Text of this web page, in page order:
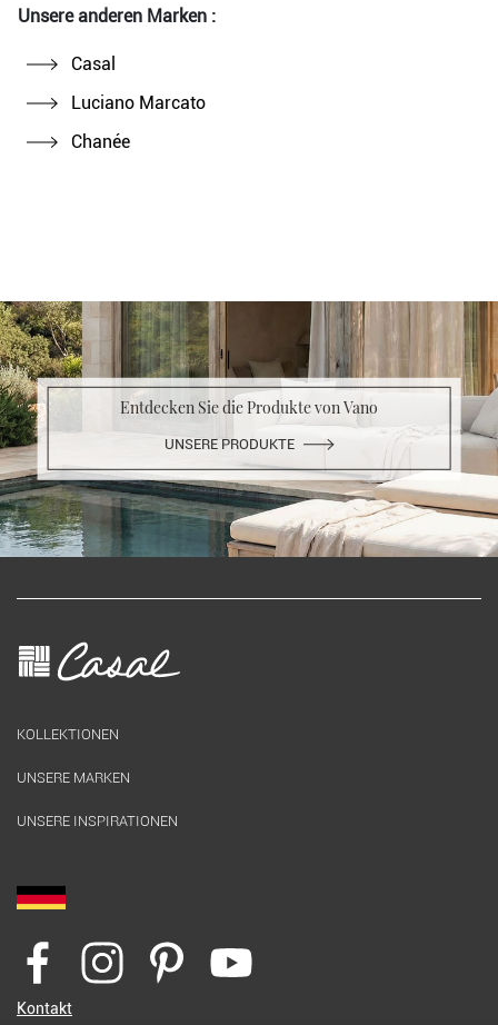
Unsere anderen Marken :
Casal
Luciano Marcato
Chanée
Entdecken Sie die Produkte von Vano
UNSERE PRODUKTE
KOLLEKTIONEN
UNSERE MARKEN
UNSERE INSPIRATIONEN
Kontakt